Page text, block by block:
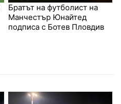
Братът на футболист на
Манчестър Юнайтед
подписа с Ботев Пловдив